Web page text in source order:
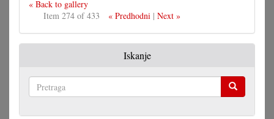
« Back to gallery
Item 274 of 433
« Predhodni| Next »
Iskanje